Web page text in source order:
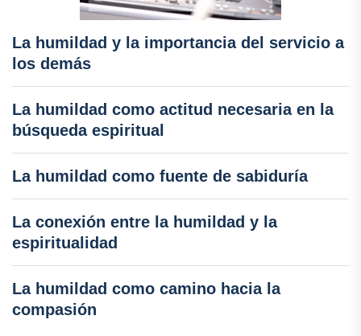
La humildad y la importancia del servicio a
los demás
La humildad como actitud necesaria en la
búsqueda espiritual
La humildad como fuente de sabiduría
La conexión entre la humildad y la
espiritualidad
La humildad como camino hacia la
compasión